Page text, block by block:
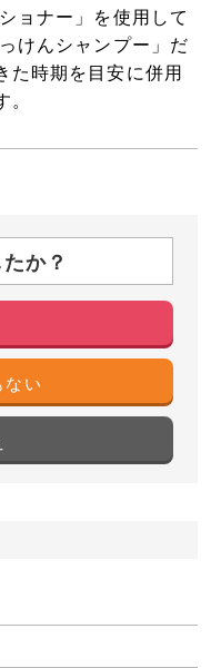
ョナー」を使用して
けんシャンプー」だ
た時期を目安に併用
。
か？
ない